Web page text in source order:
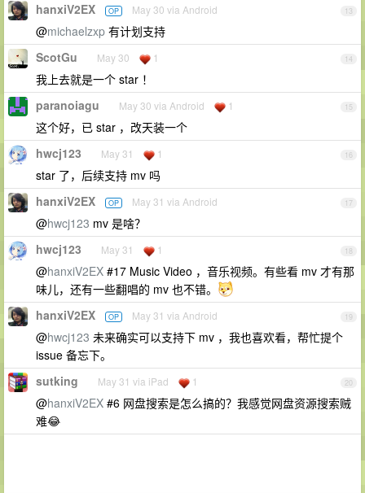
13
hanxiV2EX OP May 30 via Android
@michaelzxp 有计划支持
14
ScotGu May 30 1
我上去就是一个 star ！
15
paranoiagu May 30 via Android 1
这个好，已 star ，改天装一个
16
hwcj123 May 31 1
star 了，后续支持 mv 吗
17
hanxiV2EX OP May 31 via Android
@hwcj123 mv 是啥？
18
hwcj123 May 31 1
@hanxiV2EX #17 Music Video ，音乐视频。有些看 mv 才有那
味儿，还有一些翻唱的 mv 也不错。
19
hanxiV2EX OP May 31 via Android
@hwcj123 未来确实可以支持下 mv ，我也喜欢看，帮忙提个
issue 备忘下。
20
sutking May 31 via iPad 1
@hanxiV2EX #6 网盘搜索是怎么搞的？我感觉网盘资源搜索贼
难😂